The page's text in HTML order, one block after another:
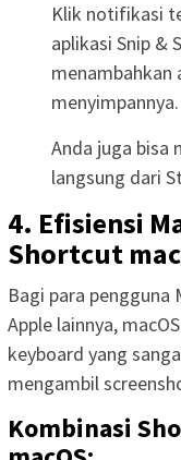
Klik notifikasi
aplikasi Snip &
menyimpannya.
Anda juga bisa
langsung dari
4. Efisiensi
Shortcut
Bagi para
Apple lainnya,
keyboard yang
mengambil
Kombinasi